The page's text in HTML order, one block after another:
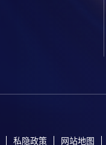
私隐政策 网站地图